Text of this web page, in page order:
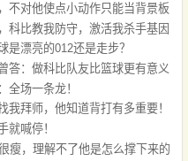
不对他使点小动作只能当背景板
科比教我防守，激活我杀手基因
是漂亮的012还是走步？
答：做科比队友比篮球更有意义
全场一条龙！
拜师，他知道背打有多重要！
就喊停！
瘦，理解不了他是怎么撑下来的